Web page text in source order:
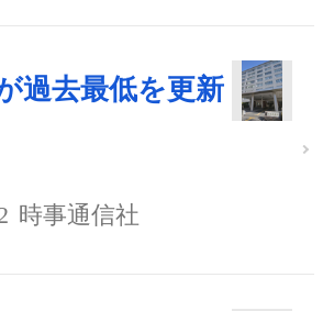
過去最低を更新
時事通信社